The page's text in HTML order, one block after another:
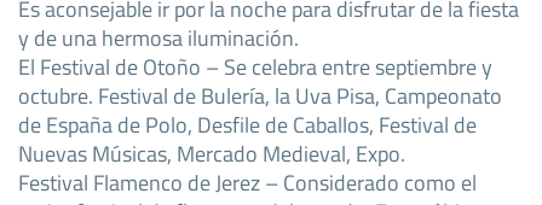
Es aconsejable ir por la noche para disfrutar de la fiesta
y de una hermosa iluminación.
El Festival de Otoño – Se celebra entre septiembre y
octubre. Festival de Bulería, la Uva Pisa, Campeonato
de España de Polo, Desfile de Caballos, Festival de
Nuevas Músicas, Mercado Medieval, Expo.
Festival Flamenco de Jerez – Considerado como el